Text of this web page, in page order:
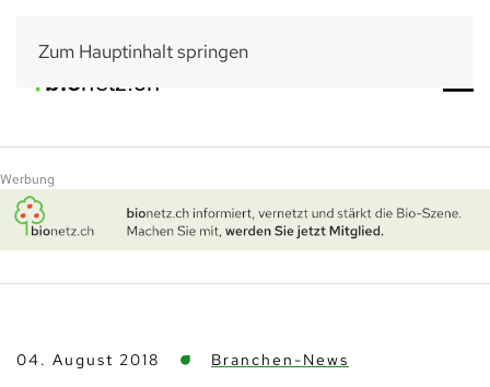
Zum Hauptinhalt springen
Werbung
04. August 2018 Branchen-News